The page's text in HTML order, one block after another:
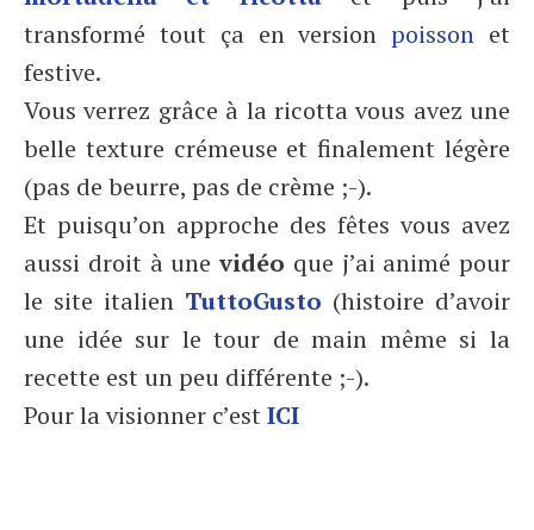
transformé tout ça en versionpoisson et
festive.
Vous verrez grâce à la ricotta vous avez une
belle texture crémeuse et finalement légère
(pas de beurre, pas de crème ;-).
Et puisqu’on approche des fêtes vous avez
aussi droit à unevidéo que j’ai animé pour
le site italien TuttoGusto (histoire d’avoir
une idée sur le tour de main même si la
recette est un peu différente ;-).
Pour la visionner c’est ICI